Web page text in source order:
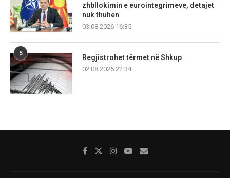
zhbllokimin e eurointegrimeve, detajet
nuk thuhen
03.08.2026 16:35
5
Regjistrohet tërmet në Shkup
02.08.2026 22:34